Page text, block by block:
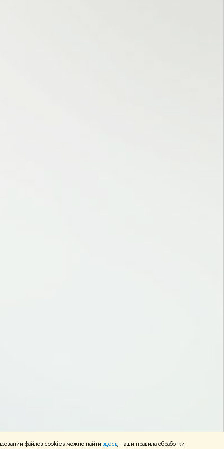
файлов cookies можно найти здесь, наши правила обработки